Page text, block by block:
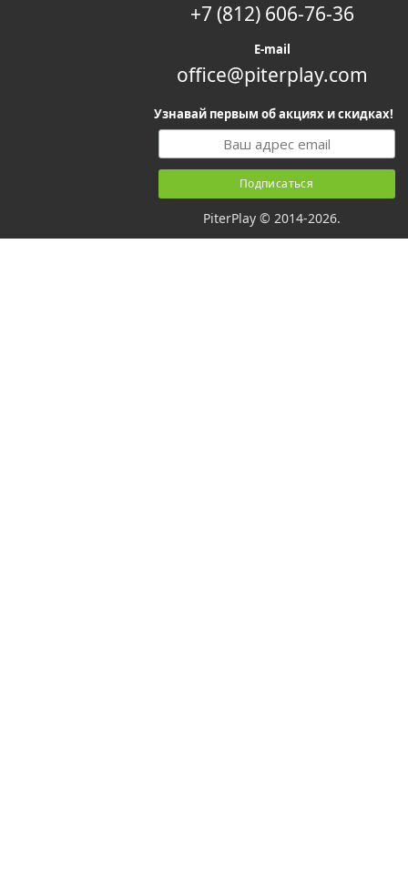
+7 (812) 606-76-36
E-mail
office@piterplay.com
Узнавай первым об акциях и скидках!
PiterPlay © 2014-2026.